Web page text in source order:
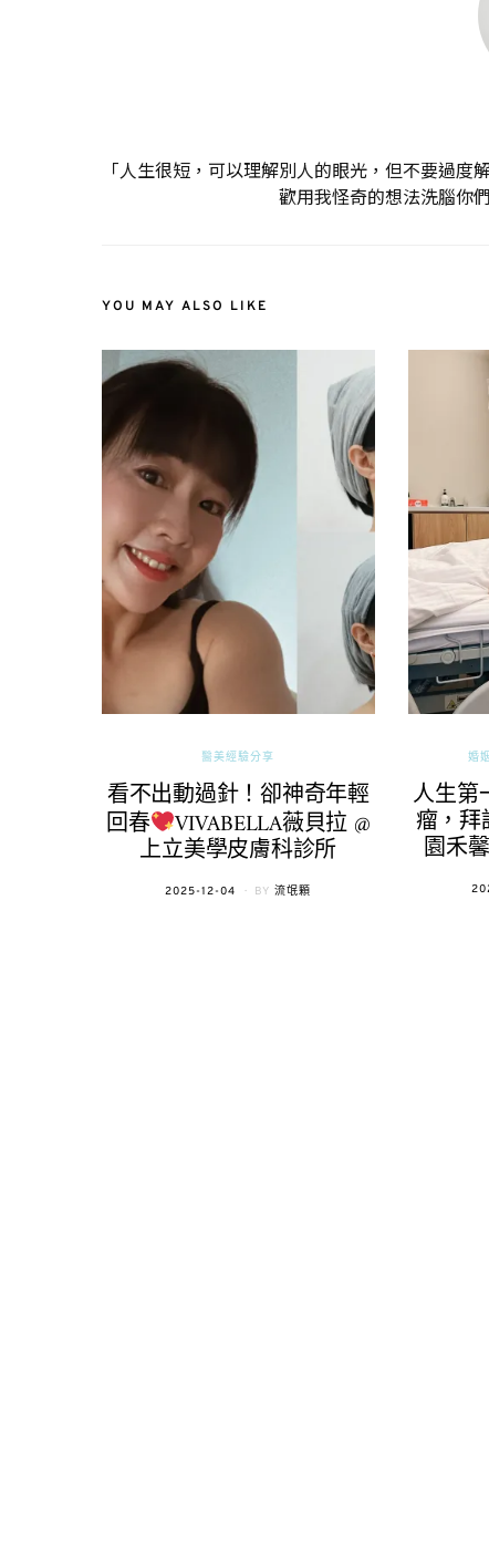
「人生很短，可以理解別人的眼光，但不要過
歡用我怪奇的想法洗腦你
YOU MAY ALSO LIKE
醫美經驗分享
看不出動過針！卻神奇年輕
回春 VIVABELLA薇貝拉 @
上立美學皮膚科診所
POSTED
2025-12-04 BY 流氓顆
婚
人生第
瘤，
園禾